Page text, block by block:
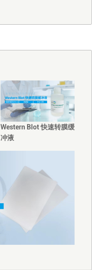
Western Blot 快速转膜缓
冲液